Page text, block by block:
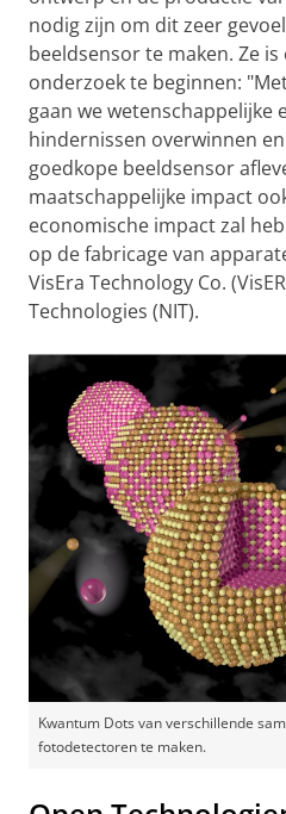
nodig zijn om dit zeer
beeldsensor te maken. Ze
onderzoek te beginnen:
gaan we wetenschappelijke
hindernissen overwinnen
goedkope beeldsensor
maatschappelijke impact
economische impact zal
op de fabricage van
VisEra Technology Co.
Technologies (NIT).
Kwantum Dots van verschillende
fotodetectoren te maken.